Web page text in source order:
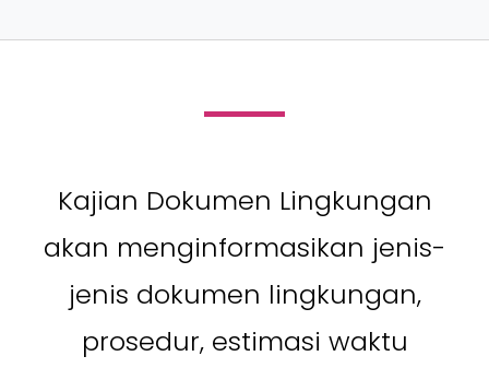
Kajian Dokumen Lingkungan
akan menginformasikan jenis-
jenis dokumen lingkungan,
prosedur, estimasi waktu